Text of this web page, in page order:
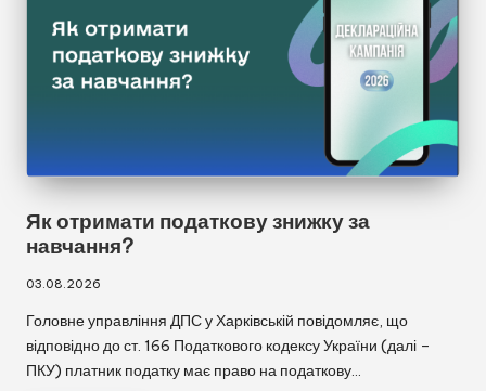
Як отримати податкову знижку за
навчання?
03.08.2026
Головне управління ДПС у Харківській повідомляє, що
відповідно до ст. 166 Податкового кодексу України (далі –
ПКУ) платник податку має право на податкову…